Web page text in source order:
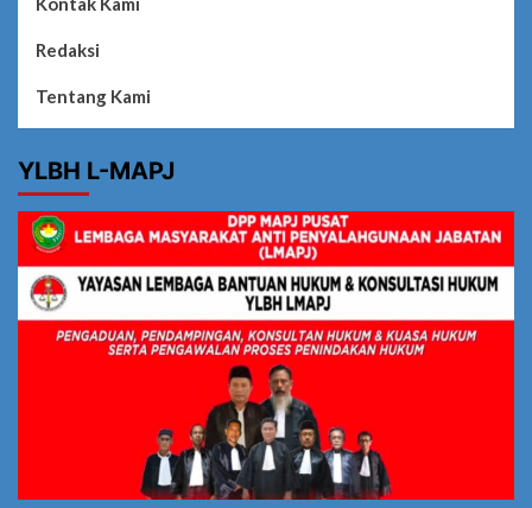
Redaksi
Tentang Kami
YLBH L-MAPJ